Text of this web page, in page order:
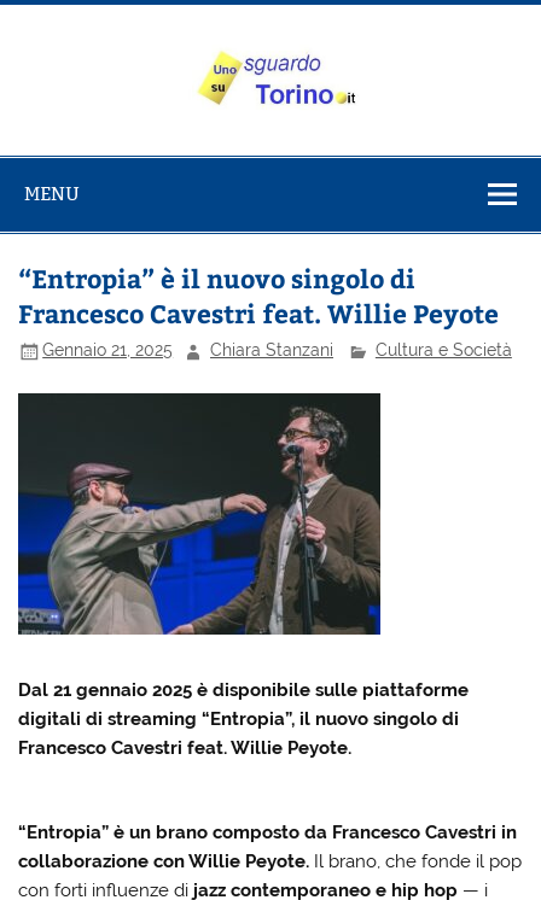
Salta
su Torino
MENU
“Entropia” è il nuovo singolo di
Francesco Cavestri feat. Willie Peyote
Gennaio 21, 2025 Chiara Stanzani Cultura e Società
Dal 21 gennaio 2025 è disponibile sulle piattaforme
digitali di streaming “Entropia”, il nuovo singolo di
Francesco Cavestri feat. Willie Peyote.
“Entropia” è un brano composto da Francesco Cavestri in
collaborazione con Willie Peyote. Il brano, che fonde il pop
con forti influenze di jazz contemporaneo e hip hop — i